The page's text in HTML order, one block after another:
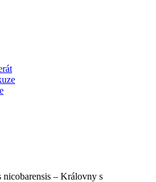
– Královny s